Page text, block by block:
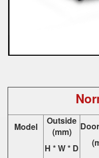
Model
Outside
(mm)
H * W * D